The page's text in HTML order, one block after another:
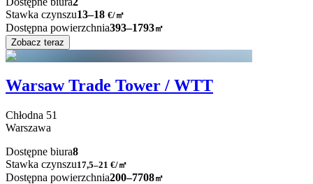
Stawka czynszu13–18 €/㎡
Dostępna powierzchnia393–1793㎡
Zobacz teraz
Warsaw Trade Tower / WTT
Chłodna 51
Warszawa
Dostępne biura8
Stawka czynszu17,5–21 €/㎡
Dostępna powierzchnia200–7708㎡